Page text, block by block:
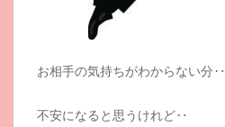
お相手の気持ちがわからない分‥
不安になると思うけれど‥